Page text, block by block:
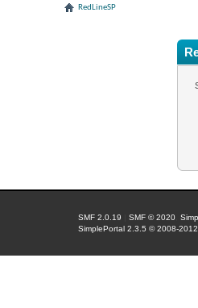
RedLineSP
SMF 2.0.19 |SMF © 2020 ,
SimplePortal 2.3.5 © 2008-